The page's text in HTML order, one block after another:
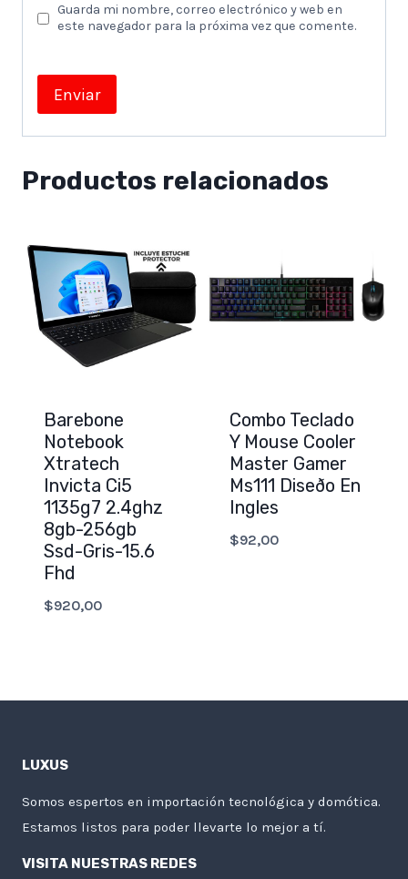
Guarda mi nombre, correo electrónico y web en
este navegador para la próxima vez que comente.
Productos relacionados
Barebone
Notebook
Xtratech
Invicta Ci5
1135g7 2.4ghz
8gb-256gb
Ssd-Gris-15.6
Fhd
$920,00
Combo Teclado
Y Mouse Cooler
Master Gamer
Ms111 Diseðo En
Ingles
$92,00
LUXUS
Somos espertos en importación tecnológica y domótica.
Estamos listos para poder llevarte lo mejor a tí.
VISITA NUESTRAS REDES